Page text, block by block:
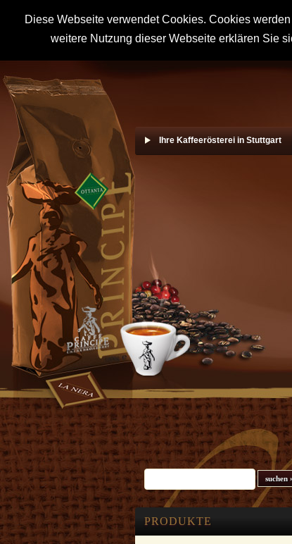
Diese Webseite verwendet Cookies. Cookies
weitere Nutzung dieser Webseite erklären Sie
Ihre Kaffeerösterei in Stuttgart
Suchfeld
PRODUKTE